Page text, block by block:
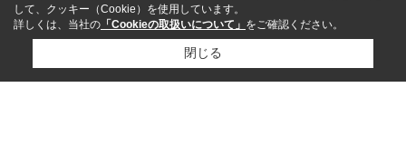
して、クッキー（Cookie）を使用しています。
詳しくは、当社の 「Cookieの取扱いについて」 をご確認ください。
閉じる